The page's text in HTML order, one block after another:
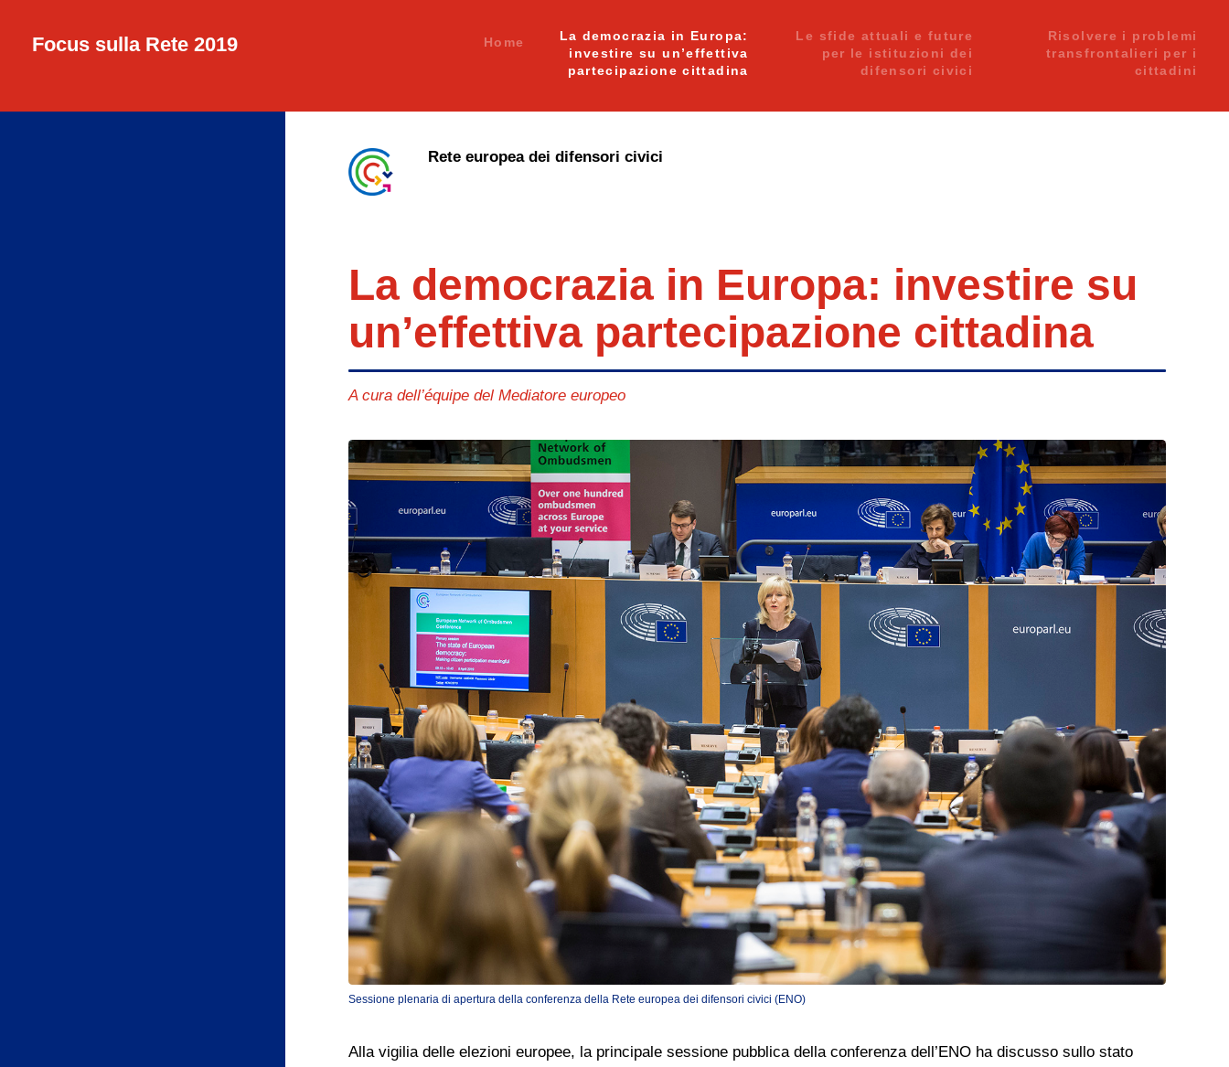
Focus sulla Rete 2019 Home
La democrazia in Europa:
investire su un’effettiva
partecipazione cittadina
Le sfide attuali e future
per le istituzioni dei
difensori civici
Risolvere i problemi
transfrontalieri per i
cittadini
Rete europea dei difensori civici
La democrazia in Europa: investire su
un’effettiva partecipazione cittadina
A cura dell’équipe del Mediatore europeo
Sessione plenaria di apertura della conferenza della Rete europea dei difensori civici (ENO)
Alla vigilia delle elezioni europee, la principale sessione pubblica della conferenza dell’ENO ha discusso sullo stato